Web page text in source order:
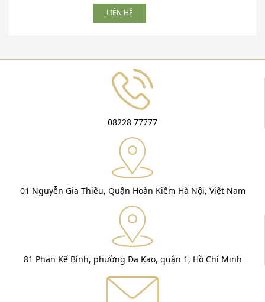
LIÊN HỆ
08228 77777
01 Nguyễn Gia Thiều, Quận Hoàn Kiếm Hà Nội, Việt Nam
81 Phan Kế Bính, phường Đa Kao, quận 1, Hồ Chí Minh